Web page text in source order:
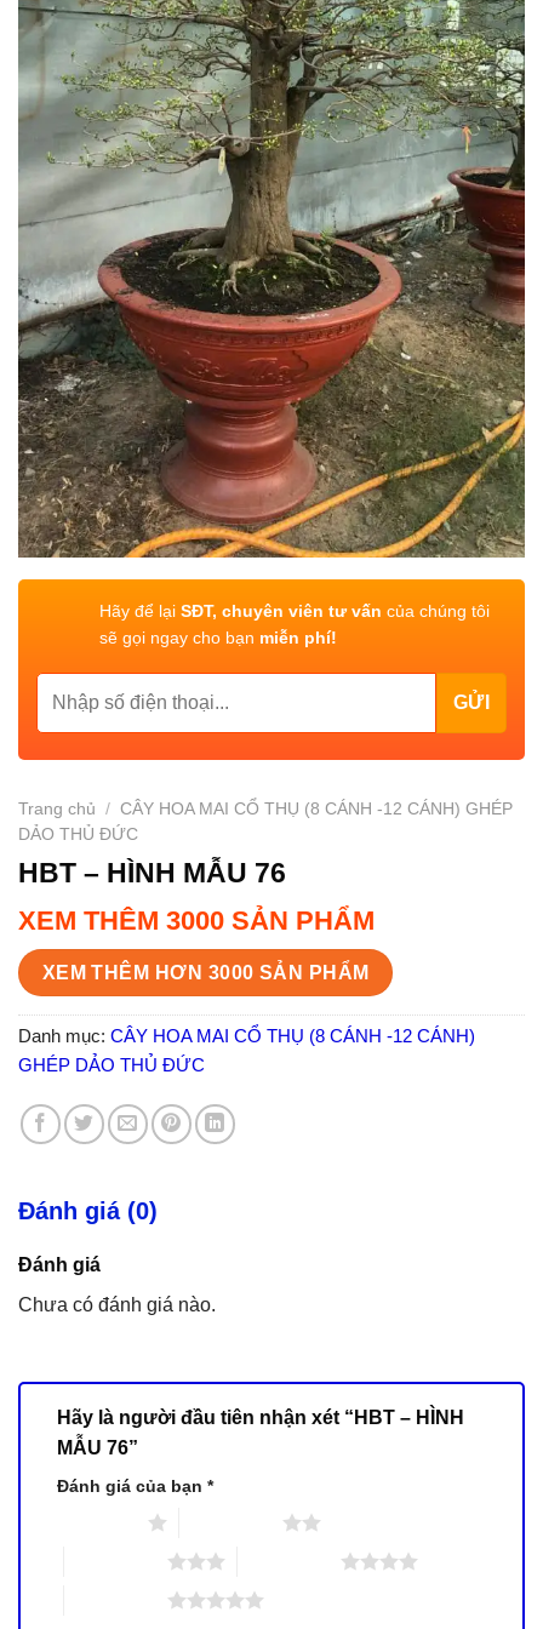
Hãy để lại SĐT, chuyên viên tư vấn của chúng tôi
sẽ gọi ngay cho bạn miễn phí!
Trang chủ / CÂY HOA MAI CỔ THỤ (8 CÁNH -12 CÁNH) GHÉP
DẢO THỦ ĐỨC
HBT – HÌNH MẪU 76
XEM THÊM 3000 SẢN PHẨM
XEM THÊM HƠN 3000 SẢN PHẨM
Danh mục: CÂY HOA MAI CỔ THỤ (8 CÁNH -12 CÁNH)
GHÉP DẢO THỦ ĐỨC
Đánh giá (0)
Đánh giá
Chưa có đánh giá nào.
Hãy là người đầu tiên nhận xét “HBT – HÌNH
MẪU 76”
Đánh giá của bạn *